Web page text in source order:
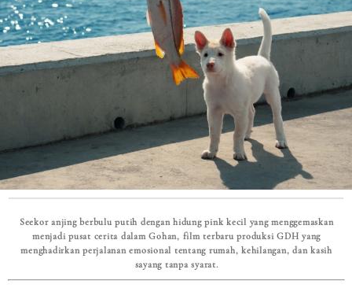
Seekor anjing berbulu putih dengan hidung pink kecil yang menggemaskan
menjadi pusat cerita dalam Gohan, film terbaru produksi GDH yang
menghadirkan perjalanan emosional tentang rumah, kehilangan, dan kasih
sayang tanpa syarat.